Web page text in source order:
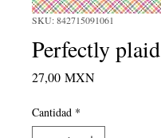
SKU: 842715091061
Perfectly plaid
27,00 MXNPrecio
Cantidad *